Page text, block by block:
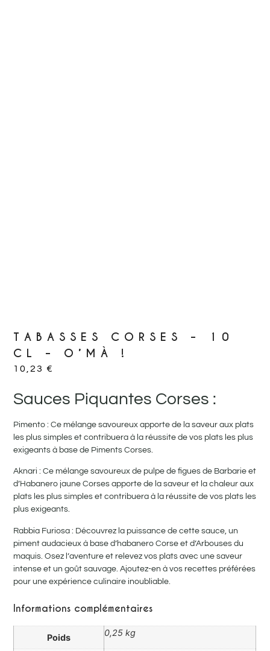
TABASSES CORSES – 10
CL – O’MÀ !
10,23€
Sauces Piquantes Corses :
Pimento : Ce mélange savoureux apporte de la saveur aux plats
les plus simples et contribuera à la réussite de vos plats les plus
exigeants à base de Piments Corses.
Aknari : Ce mélange savoureux de pulpe de figues de Barbarie et
d’Habanero jaune Corses apporte de la saveur et la chaleur aux
plats les plus simples et contribuera à la réussite de vos plats les
plus exigeants.
Rabbia Furiosa : Découvrez la puissance de cette sauce, un
piment audacieux à base d’habanero Corse et d’Arbouses du
maquis. Osez l’aventure et relevez vos plats avec une saveur
intense et un goût sauvage. Ajoutez-en à vos recettes préférées
pour une expérience culinaire inoubliable.
Informations complémentaires
Poids 0,25 kg